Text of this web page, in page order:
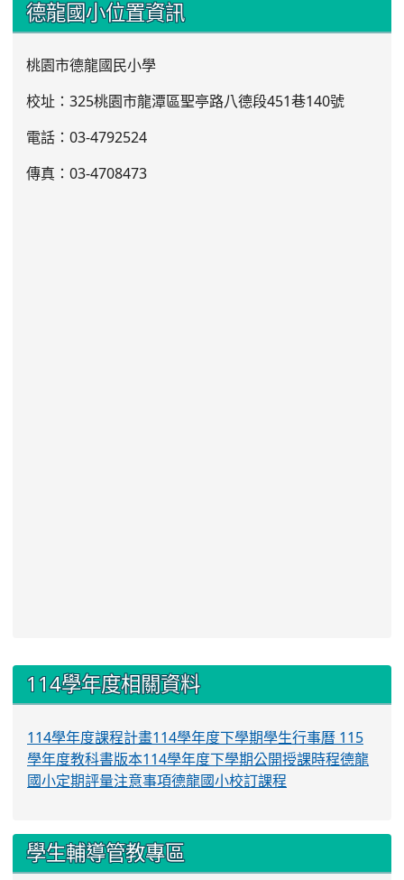
德龍國小位置資訊
桃園市德龍國民小學
校址：325桃園市龍潭區聖亭路八德段451巷140號
電話：03-4792524
傳真：03-4708473
::: 114學年度相關資料
114學年度課程計畫114學年度下學期學生行事曆 115
學年度教科書版本114學年度下學期公開授課時程德龍
國小定期評量注意事項德龍國小校訂課程
學生輔導管教專區